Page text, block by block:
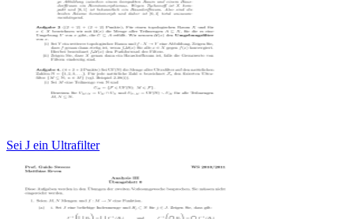
Sei J ein Ultrafilter